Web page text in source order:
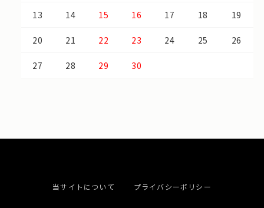
13 14 15 16 17 18 19
20 21 22 23 24 25 26
27 28 29 30
当サイトについて プライバシーポリシー